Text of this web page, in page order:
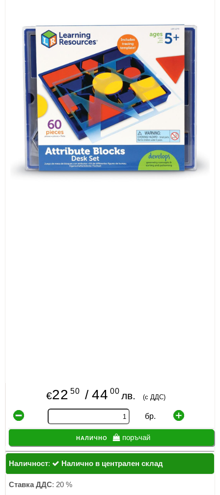
СПОРТ
МЕБЕЛИ И ОБОРУДВАНЕ
КАНЦЕЛАРСКИ МАТЕРИАЛИ
КНИГИ И УЧЕБНИЦИ
БДП
НОВИ
ПРОМОЦИИ
€22 50 /44 00 лв. (с ДДС)
бр.
налично поръчай
Наличност: Налично в централен склад
Ставка ДДС: 20 %